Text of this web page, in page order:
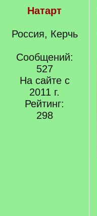
Натарт
Россия, Керчь
Сообщений:
527
На сайте с
2011 г.
Рейтинг:
298